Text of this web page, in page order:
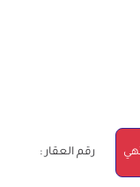
رقم العقار :